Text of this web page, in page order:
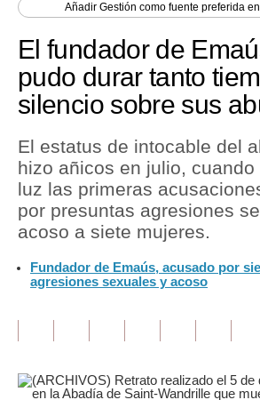
Economía
Mercados
Política
Finanzas Personales
Inmobiliarias
Opinión
Editorial
AñadirGestión como fuente preferida en
El fundador de
pudo durar tanto
silencio sobre sus
El estatus de intocable del
hizo añicos en julio,
luz las primeras
por presuntas agresiones
acoso a siete mujeres.
Fundador de Emaús, acusado por
agresiones sexuales y acoso